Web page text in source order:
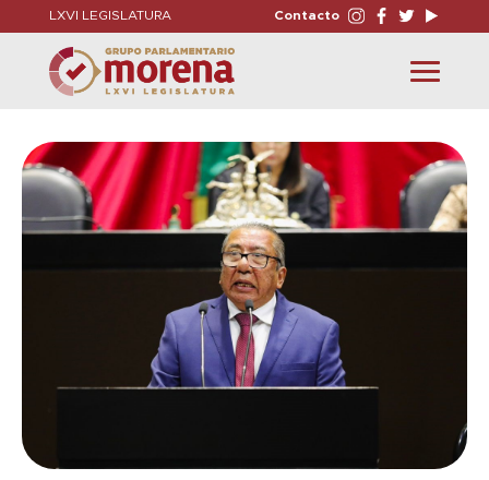
LXVI LEGISLATURA Contacto
Toggle
navigation